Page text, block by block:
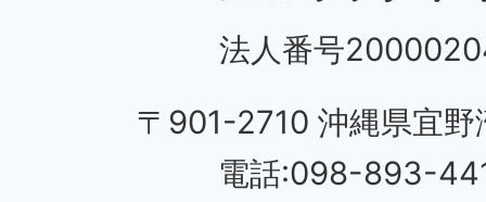
法人番号
〒901-2710 沖縄県宜野
電話:098-893-